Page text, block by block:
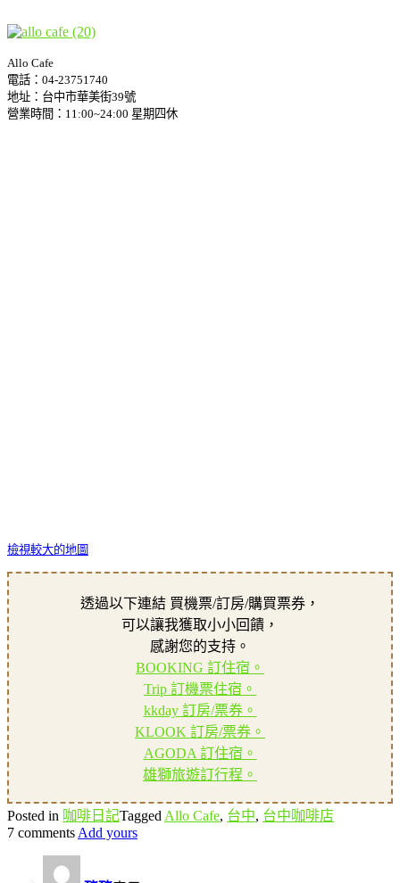
Allo Cafe
電話：04-23751740
地址：台中市華美街39號
營業時間：11:00~24:00 星期四休
檢視較大的地圖
透過以下連結 買機票/訂房/購買票券，
可以讓我獲取小小回饋，
感謝您的支持。
BOOKING 訂住宿。
Trip 訂機票住宿。
kkday 訂房/票券。
KLOOK 訂房/票券。
AGODA 訂住宿。
雄獅旅遊訂行程。
Posted in 咖啡日記Tagged Allo Cafe, 台中, 台中咖啡店
7 comments Add yours